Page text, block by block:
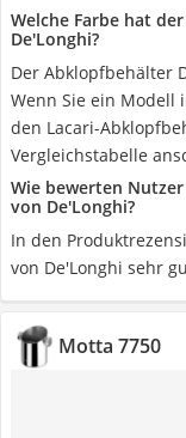
Welche Farbe hat
De'Longhi?
Der Abklopfbehälter
Wenn Sie ein Modell
den Lacari-
Vergleichstabelle
Wie bewerten
von De'Longhi?
In den
von De'Longhi sehr
Motta 7750